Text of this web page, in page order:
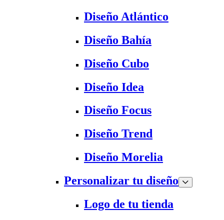
Diseño Atlántico
Diseño Bahía
Diseño Cubo
Diseño Idea
Diseño Focus
Diseño Trend
Diseño Morelia
Personalizar tu diseño
Logo de tu tienda